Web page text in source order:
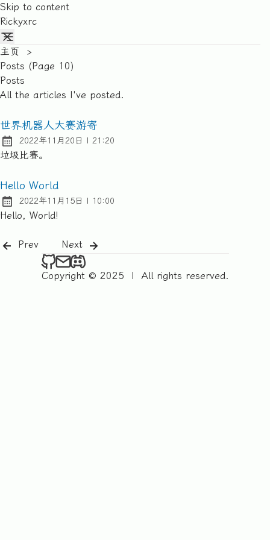
Skip to content
Rickyxrc
主页
>
Posts (page 10)
Posts
All the articles I've posted.
世界机器人大赛游寄
Posted on:
2022年11月20日 | at
21:20
垃圾比赛。
Hello World
Posted on:
2022年11月15日 | at
10:00
Hello, World!
Prev Next
Copyright © 2025 | All rights reserved.